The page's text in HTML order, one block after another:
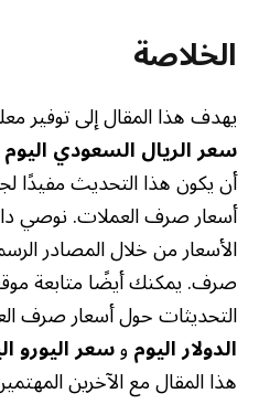
الخلاصة
يهدف هذا المقال إلى توفير
سعر الريال السعودي اليوم
أن يكون هذا التحديث مفيدًا
أسعار صرف العملات. نوصي
الأسعار من خلال المصادر
صرف. يمكنك أيضًا متابعة
التحديثات حول أسعار صرف
الدولار اليوموسعر اليورو
هذا المقال مع الآخرين